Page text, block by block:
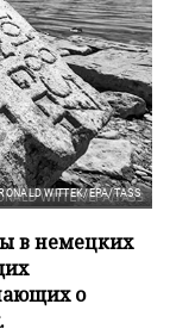
WITTEK/EPA/TASS
в немецких
о